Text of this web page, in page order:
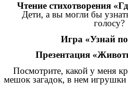
Чтение стихотворения
Дети, а вы могли бы
голосу?
Игра «Узнай
Презентация
Посмотрите, какой у меня
мешок загадок, в нем